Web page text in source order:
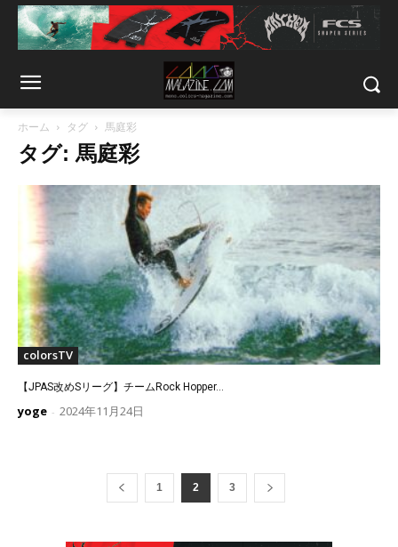
ホーム タグ 馬庭彩
タグ: 馬庭彩
colorsTV
【JPAS改めSリーグ】チームRock Hopper...
yoge - 2024年11月24日
1 2 3